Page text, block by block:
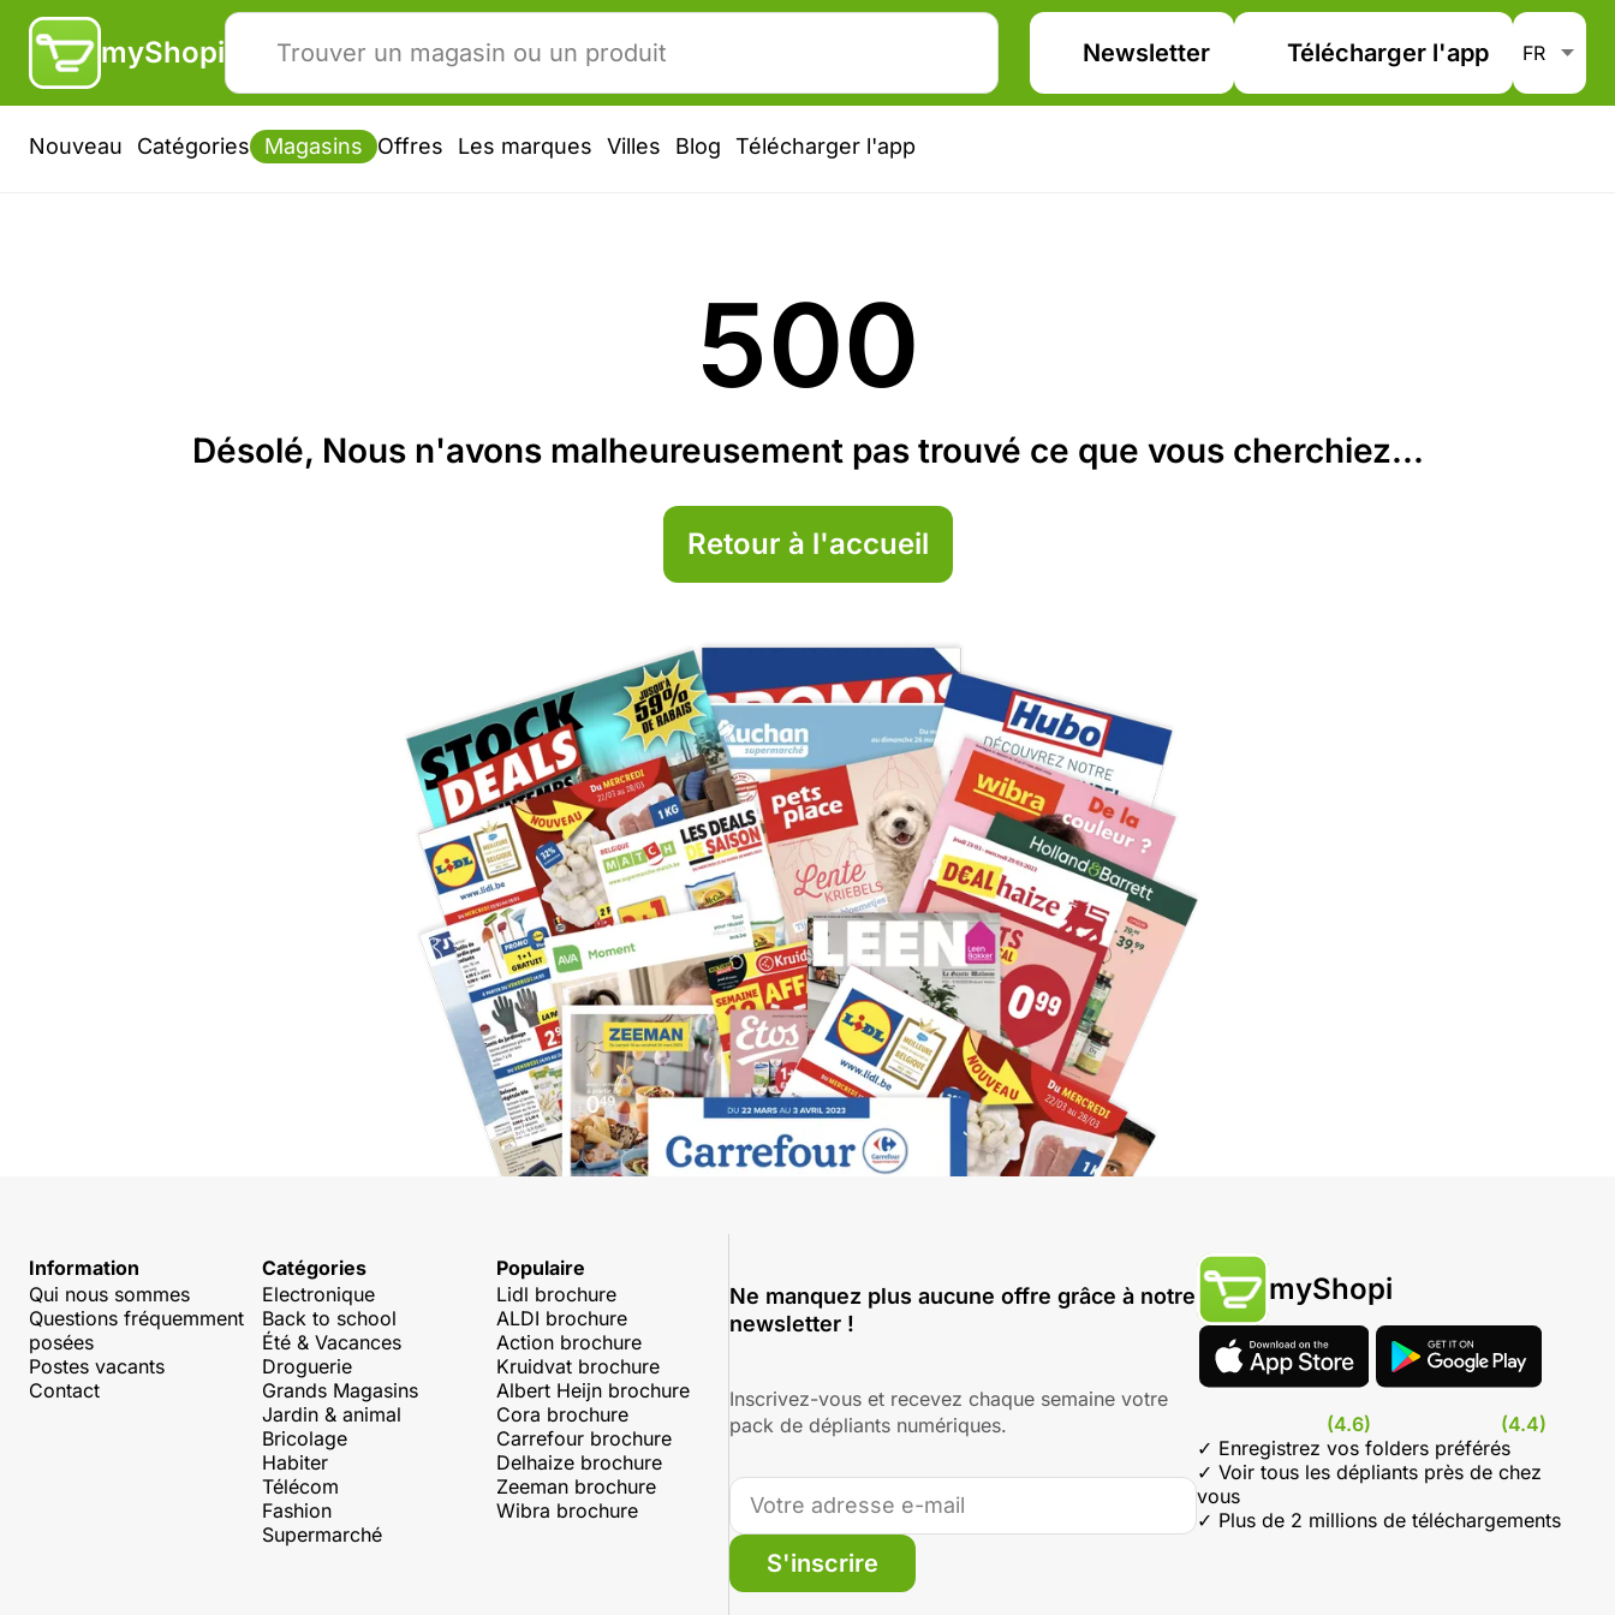
myShopi Newsletter Télécharger l'app
Nouveau Catégories Magasins Offres Les marques Villes Blog Télécharger l'app
500
Désolé, Nous n'avons malheureusement pas trouvé ce que vous cherchiez...
Retour à l'accueil
Information
Qui nous sommes
Questions fréquemment
posées
Postes vacants
Contact
Catégories
Electronique
Back to school
Été & Vacances
Droguerie
Grands Magasins
Jardin & animal
Bricolage
Habiter
Télécom
Fashion
Supermarché
Populaire
Lidl brochure
ALDI brochure
Action brochure
Kruidvat brochure
Albert Heijn brochure
Cora brochure
Carrefour brochure
Delhaize brochure
Zeeman brochure
Wibra brochure
Ne manquez plus aucune offre grâce à notre
newsletter !
Inscrivez-vous et recevez chaque semaine votre
pack de dépliants numériques.
S'inscrire
myShopi
(4.6)
(4.4)
✓ Enregistrez vos folders préférés
✓ Voir tous les dépliants près de chez
vous
✓ Plus de 2 millions de téléchargements